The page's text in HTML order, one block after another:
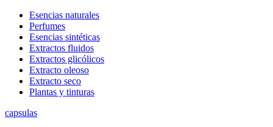
Esencias naturales
Perfumes
Esencias sintéticas
Extractos fluidos
Extractos glicólicos
Extracto oleoso
Extracto seco
Plantas y tinturas
capsulas